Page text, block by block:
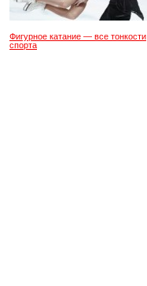
Фигурное катание — все тонкости
спорта